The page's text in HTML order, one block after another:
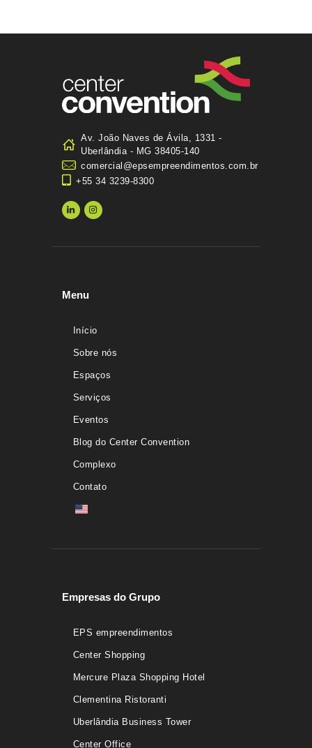
Av. João Naves de Ávila, 1331 -
Uberlândia - MG 38405-140
comercial@epsempreendimentos.com.br
+55 34 3239-8300
Menu
Início
Sobre nós
Espaços
Serviços
Eventos
Blog do Center Convention
Complexo
Contato
Empresas do Grupo
EPS empreendimentos
Center Shopping
Mercure Plaza Shopping Hotel
Clementina Ristoranti
Uberlândia Business Tower
Center Office